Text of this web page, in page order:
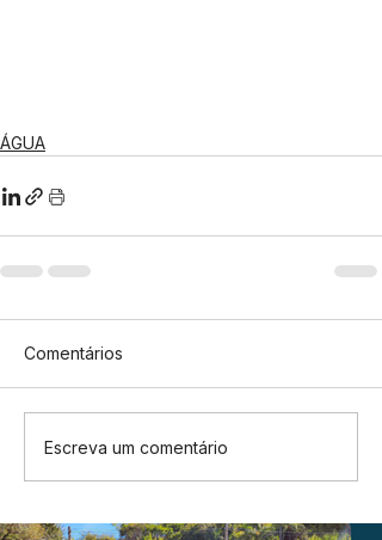
ÁGUA
Comentários
Escreva um comentário